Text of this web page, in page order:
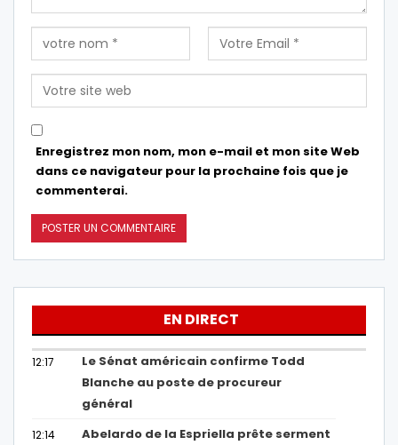
Enregistrez mon nom, mon e-mail et mon site Web
dans ce navigateur pour la prochaine fois que je
commenterai.
EN DIRECT
12:17
Le Sénat américain confirme Todd
Blanche au poste de procureur
général
12:14
Abelardo de la Espriella prête serment